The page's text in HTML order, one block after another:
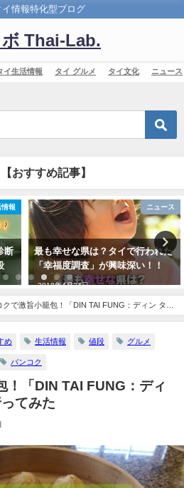
情報特化型ブログ
Thai-Lab.
イ生活情報 タイ グルメ タイ文化 ニュース
おすすめ記事】
情報
断
ニュース
最も幸せな県は？タイで行われた
「幸福度調査」が興味深い！！
2018年4月24日
クで激旨小籠包！「DIN TAI FUNG：ディン タイ
め 生活情報 値段 グルメ
バンコク
！「DIN TAI FUNG：ディ
てみた